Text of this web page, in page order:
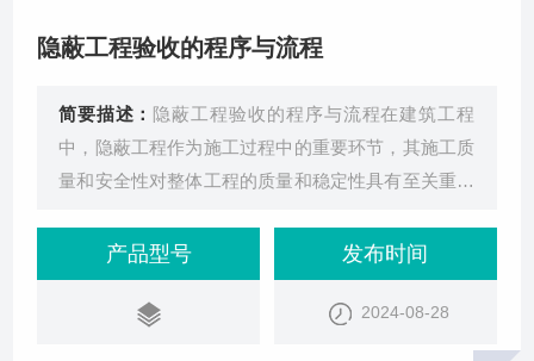
隐蔽工程验收的程序与流程
简要描述： 隐蔽工程验收的程序与流程在建筑工程
中，隐蔽工程作为施工过程中的重要环节，其施工质
量和安全性对整体工程的质量和稳定性具有至关重要
在后续施工或使用过程中将被其他部分覆盖或遮挡，
难以直接观察和检查。因此，隐蔽工程的验收程序与
流程显得尤为重要，它直接关系到工程质量的可控性
和后期使用的安全性。隐蔽工程验收的定义与意义隐
产品型号 发布时间
2024-08-28